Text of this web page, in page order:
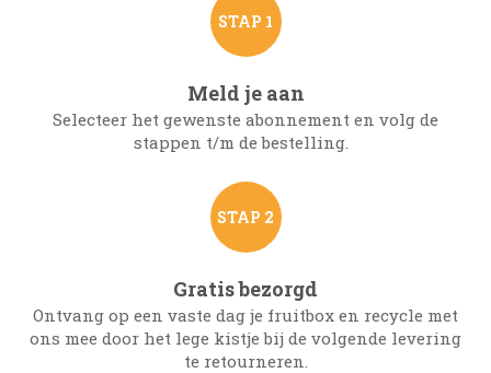
STAP 1
Meld je aan
Selecteer het gewenste abonnement en volg de
stappen t/m de bestelling.
STAP 2
Gratis bezorgd
Ontvang op een vaste dag je fruitbox en recycle met
ons mee door het lege kistje bij de volgende levering
te retourneren.